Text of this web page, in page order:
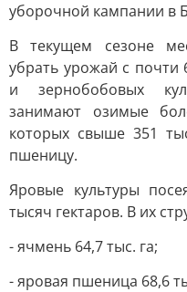
уборочной кампании в
В текущем сезоне
убрать урожай с почти
и зернобобовых
занимают озимые
которых свыше 351
пшеницу.
Яровые культуры
тысяч гектаров. В их
- ячмень 64,7 тыс. га;
- яровая пшеница 68,6